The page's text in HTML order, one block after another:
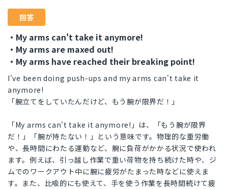
回答
・My arms can't take it anymore!
・My arms are maxed out!
・My arms have reached their breaking point!
I've been doing push-ups and my arms can't take it
anymore!
「腕立てをしていたんだけど、もう腕が限界だ！」
「My arms can't take it anymore!」は、「もう腕が限界
だ！」「腕が持たない！」という意味です。物理的な重労働
や、長時間にわたる運動など、腕に負荷がかかる状況で使われ
ます。例えば、引っ越し作業で重い荷物を持ち続けた時や、ジ
ムでのワークアウト中に腕に疲労がたまった時などに使えま
す。また、比喩的にも使えて、手を使う作業を長時間続けて疲